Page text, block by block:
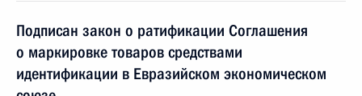
Подписан закон о ратификации Соглашения
о маркировке товаров средствами
идентификации в Евразийском экономическом